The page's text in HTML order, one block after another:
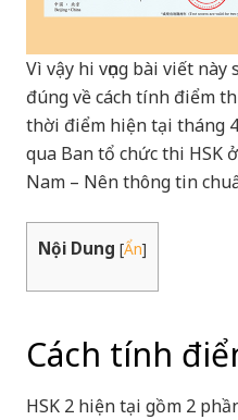
Vì vậy hi vọng bài viết
đúng về cách tính điểm
thời điểm hiện tại tháng
qua Ban tổ chức thi HSK
Nam – Nên thông tin
Nội Dung [Ẩn]
Cách tính
HSK 2 hiện tại gồm 2